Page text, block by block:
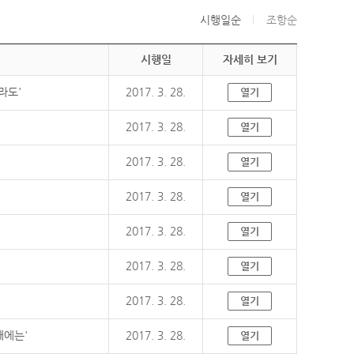
시행일순 조항순
시행일 자세히 보기
도' 2017. 3. 28. 열기
2017. 3. 28. 열기
2017. 3. 28. 열기
2017. 3. 28. 열기
2017. 3. 28. 열기
2017. 3. 28. 열기
2017. 3. 28. 열기
에는' 2017. 3. 28. 열기